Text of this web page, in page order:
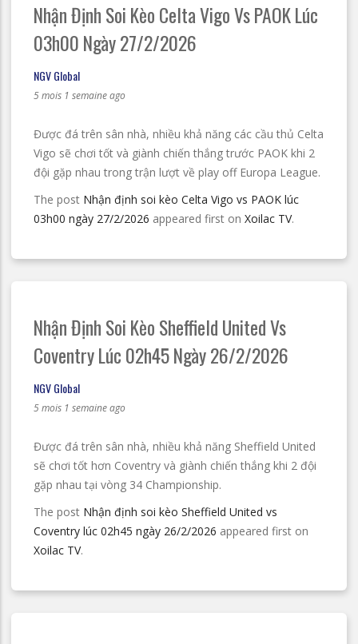
Nhận Định Soi Kèo Celta Vigo Vs PAOK Lúc
03h00 Ngày 27/2/2026
NGV Global
5 mois 1 semaine ago
Được đá trên sân nhà, nhiều khả năng các cầu thủ Celta
Vigo sẽ chơi tốt và giành chiến thắng trước PAOK khi 2
đội gặp nhau trong trận lượt về play off Europa League.
The post Nhận định soi kèo Celta Vigo vs PAOK lúc
03h00 ngày 27/2/2026 appeared first on Xoilac TV.
Nhận Định Soi Kèo Sheffield United Vs
Coventry Lúc 02h45 Ngày 26/2/2026
NGV Global
5 mois 1 semaine ago
Được đá trên sân nhà, nhiều khả năng Sheffield United
sẽ chơi tốt hơn Coventry và giành chiến thắng khi 2 đội
gặp nhau tại vòng 34 Championship.
The post Nhận định soi kèo Sheffield United vs
Coventry lúc 02h45 ngày 26/2/2026 appeared first on
Xoilac TV.